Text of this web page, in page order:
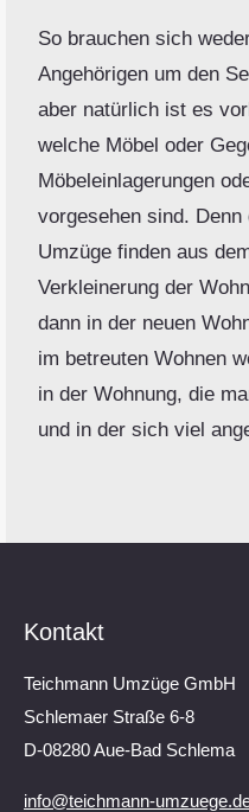
So brauchen sich
Angehörigen um den
aber natürlich ist es
welche Möbel oder
Möbeleinlagerungen
vorgesehen sind.
Umzüge finden aus
Verkleinerung der
dann in der neuen
im betreuten Wohnen
in der Wohnung, die
und in der sich viel
Kontakt
Teichmann Umzüge GmbH
Schlemaer Straße 6-8
D-08280 Aue-Bad Schlema
info@teichmann-